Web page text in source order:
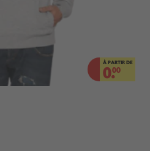
À PARTIR DE
0.00